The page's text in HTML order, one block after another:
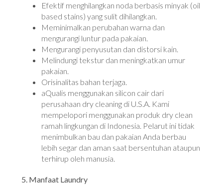
Efektif menghilangkan noda berbasis minyak (oil
based stains) yang sulit dihilangkan.
Meminimalkan perubahan warna dan
mengurangi luntur pada pakaian.
Mengurangi penyusutan dan distorsi kain.
Melindungi tekstur dan meningkatkan umur
pakaian.
Orisinalitas bahan terjaga.
aQualis menggunakan silicon cair dari
perusahaan dry cleaning di U.S.A. Kami
mempelopori menggunakan produk dry clean
ramah lingkungan di Indonesia. Pelarut ini tidak
menimbulkan bau dan pakaian Anda berbau
lebih segar dan aman saat bersentuhan ataupun
terhirup oleh manusia.
5. Manfaat Laundry